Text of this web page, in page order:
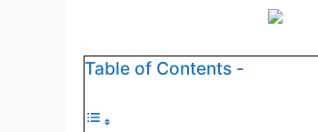
Table of Contents -